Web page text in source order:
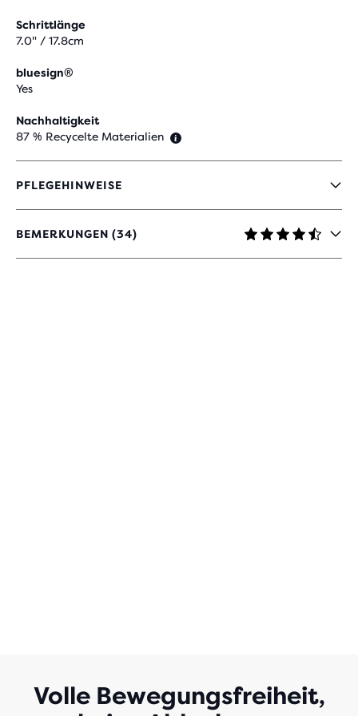
Schrittlänge
7.0" / 17.8cm
bluesign®
Yes
Nachhaltigkeit
87 % Recycelte Materialien
PFLEGEHINWEISE
BEMERKUNGEN (34)
4.3
VON
Volle Bewegungsfreiheit,